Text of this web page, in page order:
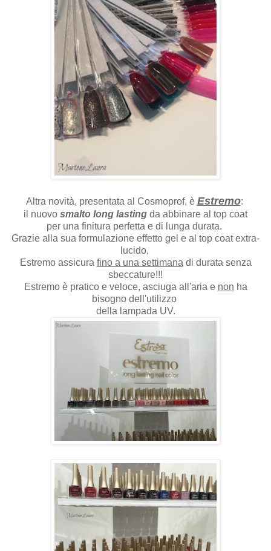
Altra novità, presentata al Cosmoprof, è Estremo:
il nuovo smalto long lasting da abbinare al top coat
per una finitura perfetta e di lunga durata.
Grazie alla sua formulazione effetto gel e al top coat extra-
lucido,
Estremo assicura fino a una settimana di durata senza
sbeccature!!!
Estremo è pratico e veloce, asciuga all'aria e non ha
bisogno dell'utilizzo
della lampada UV.